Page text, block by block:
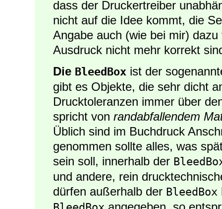
dass der Druckertreiber
nicht auf die Idee kommt, die
Angabe auch (wie bei mir)
Ausdruck nicht mehr korrekt
Die BleedBox ist der
gibt es Objekte, die sehr dicht
Drucktoleranzen immer über
spricht von randabfallendem
Üblich sind im Buchdruck
genommen sollte alles, was
sein soll, innerhalb der
und andere, rein
dürfen außerhalb der BleedBox